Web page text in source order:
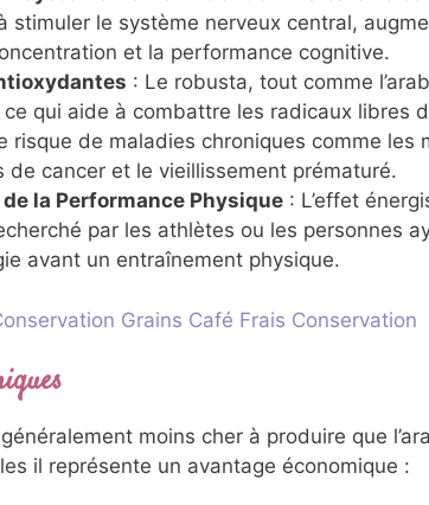
stimuler le système nerveux central,
et la performance cognitive.
: Le robusta, tout comme
qui aide à combattre les radicaux libres
risque de maladies chroniques comme les
de cancer et le vieillissement prématuré.
la Performance Physique : L’effet
par les athlètes ou les personnes
avant un entraînement physique.
Grains Café Frais Conservation
moins cher à produire que
il représente un avantage économique :